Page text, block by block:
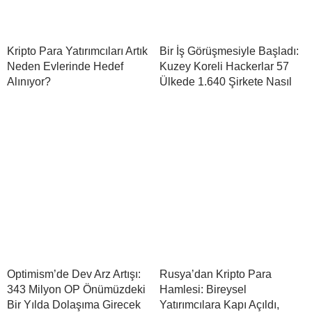
Kripto Para Yatırımcıları Artık
Neden Evlerinde Hedef
Alınıyor?
Bir İş Görüşmesiyle Başladı:
Kuzey Koreli Hackerlar 57
Ülkede 1.640 Şirkete Nasıl
Optimism’de Dev Arz Artışı:
343 Milyon OP Önümüzdeki
Bir Yılda Dolaşıma Girecek
Rusya’dan Kripto Para
Hamlesi: Bireysel
Yatırımcılara Kapı Açıldı,